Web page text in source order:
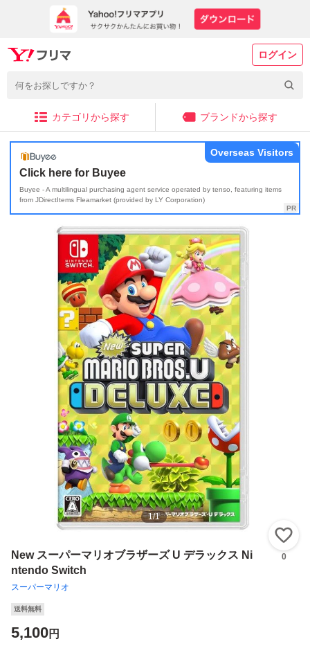
ログイン
カテゴリから探す ブランドから探す
Click here for Buyee
Buyee - A multilingual purchasing agent service operated by tenso, featuring items
from JDirectItems Fleamarket (provided by LY Corporation)
Overseas Visitors
1/1
New スーパーマリオブラザーズ U デラックス Ni
ntendo Switch
スーパーマリオ
0
送料無料
5,100円